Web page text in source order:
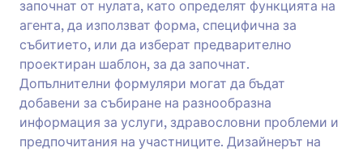
започнат от нулата, като определят функцията на
агента, да използват форма, специфична за
събитието, или да изберат предварително
проектиран шаблон, за да започнат.
Допълнителни формуляри могат да бъдат
добавени за събиране на разнообразна
информация за услуги, здравословни проблеми и
предпочитания на участниците. Дизайнерът на